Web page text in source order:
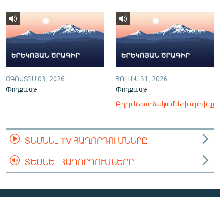
«Ազատության» բոլոր կայքերը
ՕԳՈՍՏՈՍ 03, 2026
Փոդքասթ
ՀՈՒԼԻՍ 31, 2026
Փոդքասթ
Բոլոր հեռարձակումների արխիվը
ՏԵՍՆԵԼ TV ՀԱՂՈՐԴՈՒՄՆԵՐԸ
ՏԵՍՆԵԼ ՀԱՂՈՐԴՈՒՄՆԵՐԸ